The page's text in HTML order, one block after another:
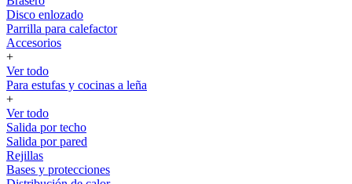
Disco enlozado
Parrilla para calefactor
Accesorios
+
Ver todo
Para estufas y cocinas a leña
+
Ver todo
Salida por techo
Salida por pared
Rejillas
Bases y protecciones